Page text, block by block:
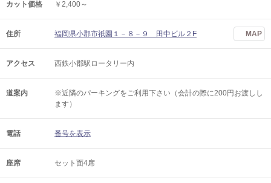
カット価格 ￥2,400～
住所 福岡県小郡市祇園１－８－９ 田中ビル２F MAP
アクセス 西鉄小郡駅ロータリー内
道案内
※近隣のパーキングをご利用下さい（会計の際に200円お渡しし
ます）
電話 番号を表示
座席 セット面4席